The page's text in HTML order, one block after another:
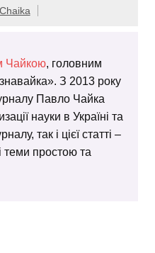
Чайкою, головним
З 2013 року
Павло Чайка
науки в Україні та
так і цієї статті –
теми простою та